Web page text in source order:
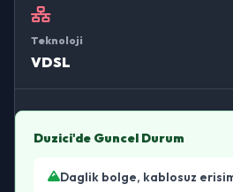
Teknoloji
VDSL
Duzici'de Guncel Durum
Daglik bolge, kablosuz